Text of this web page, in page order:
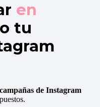
en
tu
campañas de Instagram